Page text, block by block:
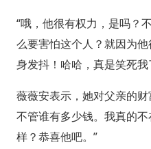
“哦，他很有权力，是吗？
么要害怕这个人？就因为
身发抖！哈哈，真是笑死我
薇薇安表示，她对父亲的
不管谁有多少钱。我真的
样？恭喜他吧。”